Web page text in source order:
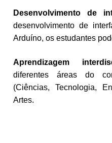
Desenvolvimento de
desenvolvimento de
Arduíno, os estudantes
Aprendizagem
diferentes áreas do
(Ciências, Tecnologia,
Artes.